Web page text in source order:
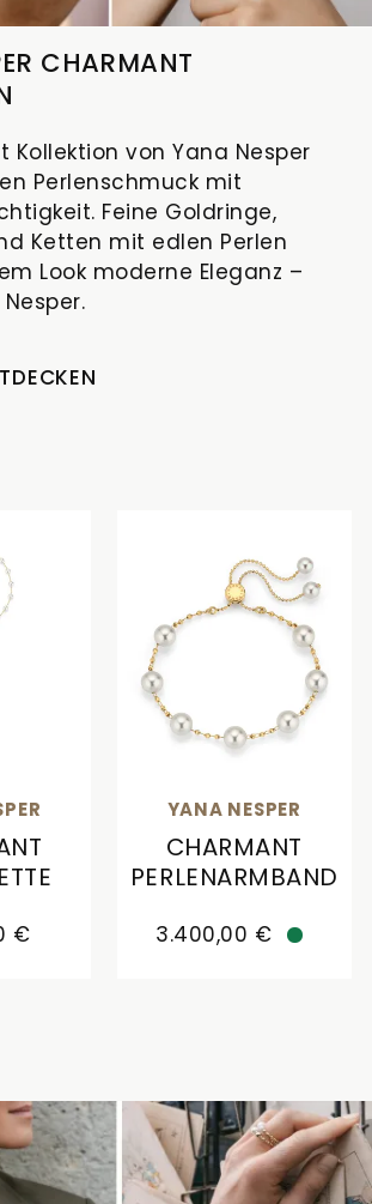
CHARMANT
Kollektion von Yana Nesper
Perlenschmuck mit
Feine Goldringe,
Ketten mit edlen Perlen
Look moderne Eleganz –
€
YANA NESPER
CHARMANT
PERLENARMBAND
3.400,00 €